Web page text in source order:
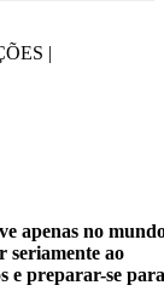
|
apenas no
seriamente ao
e preparar-se para